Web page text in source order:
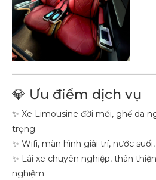
💎 Ưu điểm dịch vụ
✨ Xe Limousine đời mới, ghế da
trọng
✨ Wifi, màn hình giải trí, nước
✨ Lái xe chuyên nghiệp, thân
nghiệm